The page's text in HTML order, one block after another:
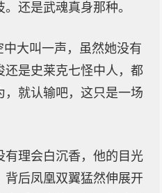
还是武魂真身那种。
中大叫一声，虽然她没有
是史莱克七怪中人，都
，就认输吧，这只是一场
有理会白沉香，他的目光
背后凤凰双翼猛然伸展开